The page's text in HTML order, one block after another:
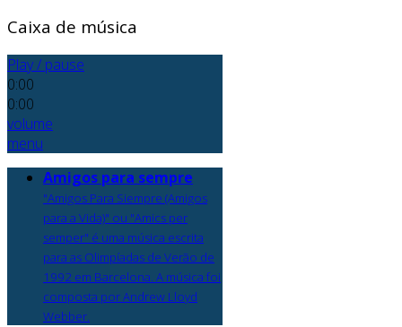
Caixa de música
Play / pause
0:00
0:00
volume
menu
Amigos para sempre
"Amigos Para Siempre (Amigos
para a Vida)" ou "Amics per
semper" é uma música escrita
para as Olimpíadas de Verão de
1992 em Barcelona. A música foi
composta por Andrew Lloyd
Webber.